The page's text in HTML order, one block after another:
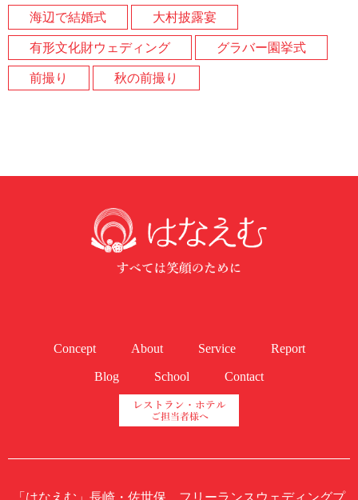
海辺で結婚式
大村披露宴
有形文化財ウェディング
グラバー園挙式
前撮り
秋の前撮り
Concept About Service Report
Blog School Contact
「はなえむ」長崎・佐世保 フリーランスウェディングプ